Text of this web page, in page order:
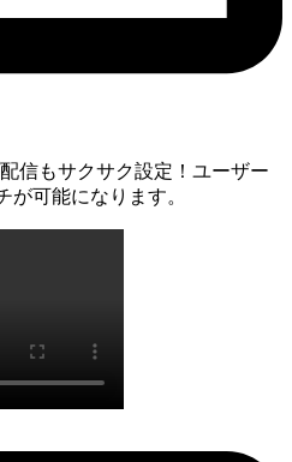
信もサクサク設定！ユーザー
が可能になります。